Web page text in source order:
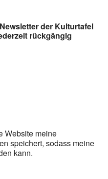
der Kulturtafel
rückgängig
Website meine
speichert, sodass meine
kann.